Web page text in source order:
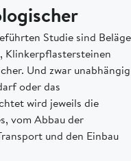
Studie sind Beläge
Klinkerpflastersteinen
Und zwar unabhängig
oder das
wird jeweils die
vom Abbau der
und den Einbau